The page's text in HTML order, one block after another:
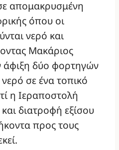
απομακρυσμένη
όπου οι
νερό και
Μακάριος
άφιξη δύο φορτηγών
σε ένα τοπικό
η Ιεραποστολή
διατροφή εξίσου
προς τους